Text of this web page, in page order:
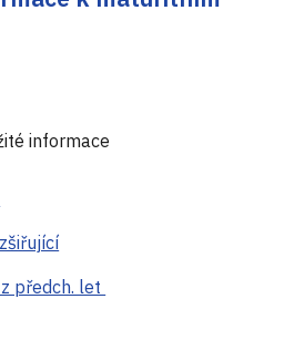
informace
předch. let